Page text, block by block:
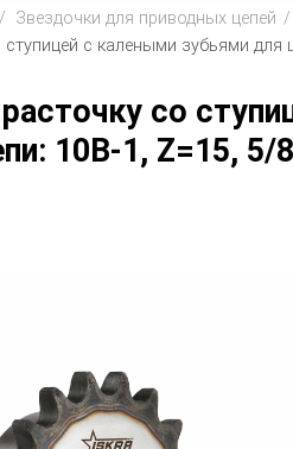
Звездочки для приводных цепей
с калеными зубьями для
со
10B-1, Z=15, 5/